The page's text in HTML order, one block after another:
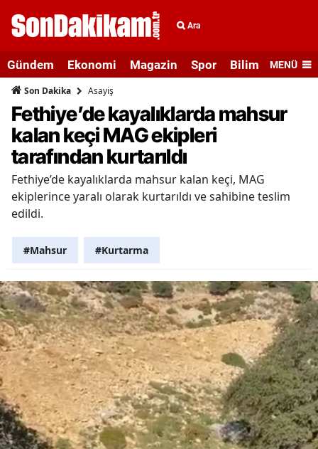
Ara
Gündem Ekonomi Magazin Spor Bilim veMENÜ
Son Dakika Asayiş
Fethiye’de kayalıklarda mahsur
kalan keçi MAG ekipleri
tarafından kurtarıldı
Fethiye’de kayalıklarda mahsur kalan keçi, MAG
ekiplerince yaralı olarak kurtarıldı ve sahibine teslim
edildi.
#Mahsur #Kurtarma